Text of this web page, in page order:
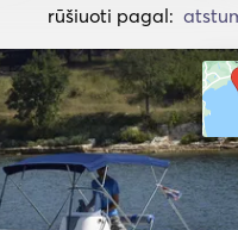
rūšiuoti pagal: